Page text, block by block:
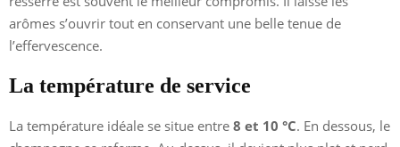
arômes s’ouvrir tout en conservant une belle tenue de
l’effervescence.
La température de service
La température idéale se situe entre 8 et 10 °C. En dessous, le